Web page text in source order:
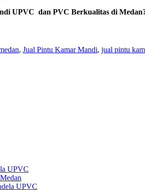
UPVC dan PVC Berkualitas di
, Jual Pintu Kamar Mandi, jual pintu
UPVC
UPVC